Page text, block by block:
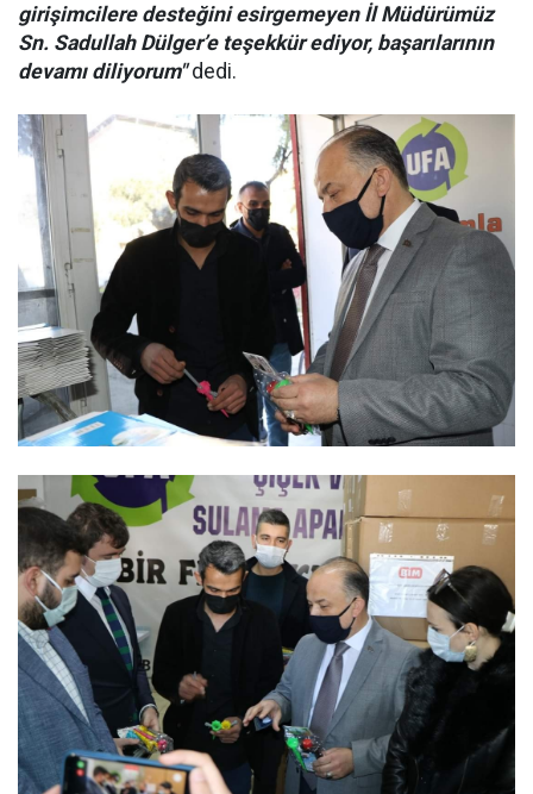
girişimcilere desteğini esirgemeyen İl Müdürümüz
Sn. Sadullah Dülger’e teşekkür ediyor, başarılarının
devamı diliyorum"dedi.